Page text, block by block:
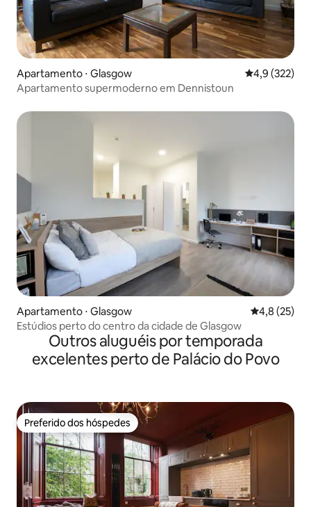
Apartamento ⋅ Glasgow 4,9 de uma
4,9 (322)
Apartamento supermoderno em Dennistoun
Apartamento ⋅ Glasgow 4,8 de uma
4,8 (25)
Estúdios perto do centro da cidade de Glasgow
Outros aluguéis por temporada
excelentes perto de Palácio do Povo
Preferido dos hóspedes
Preferido dos hóspedes